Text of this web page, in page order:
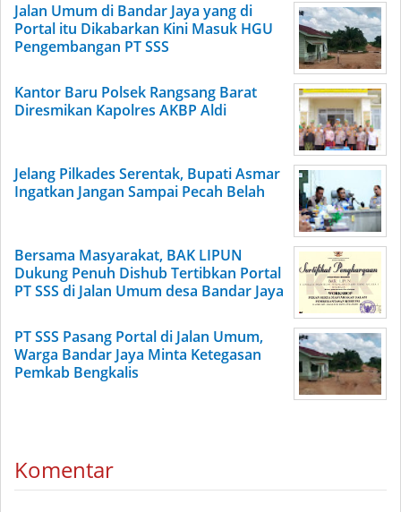
Jalan Umum di Bandar Jaya yang di
Portal itu Dikabarkan Kini Masuk HGU
Pengembangan PT SSS
Kantor Baru Polsek Rangsang Barat
Diresmikan Kapolres AKBP Aldi
Jelang Pilkades Serentak, Bupati Asmar
Ingatkan Jangan Sampai Pecah Belah
Bersama Masyarakat, BAK LIPUN
Dukung Penuh Dishub Tertibkan Portal
PT SSS di Jalan Umum desa Bandar Jaya
PT SSS Pasang Portal di Jalan Umum,
Warga Bandar Jaya Minta Ketegasan
Pemkab Bengkalis
Komentar